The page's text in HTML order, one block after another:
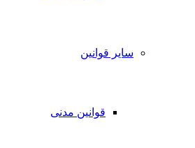
سایر قوانین
قوانین مدنی